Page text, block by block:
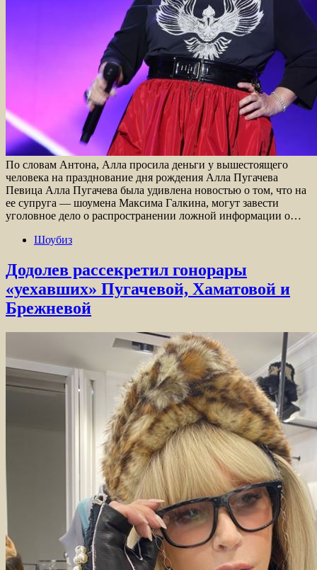
По словам Антона, Алла просила деньги у вышестоящего
человека на празднование дня рождения Алла Пугачева
Певица Алла Пугачева была удивлена новостью о том, что на
ее супруга — шоумена Максима Галкина, могут завести
уголовное дело о распространении ложной информации о…
Шоубиз
Додолев рассекретил гонорары
«уехавших» Пугачевой, Хаматовой и
Брежневой